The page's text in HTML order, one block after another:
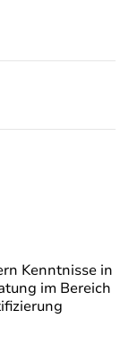
Kenntnisse in
im Bereich